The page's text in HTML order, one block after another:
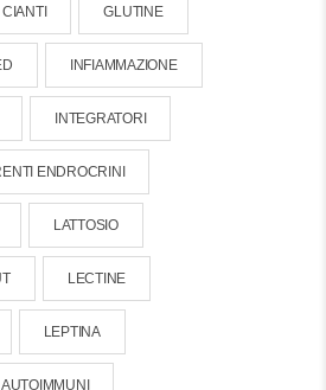
GLUTINE
INFIAMMAZIONE
INTEGRATORI
ENDROCRINI
LATTOSIO
LECTINE
LEPTINA